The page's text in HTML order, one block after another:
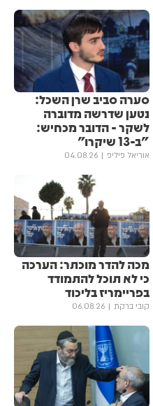
סערה סביב שרן השכל:
נטען שדרשה מדוברה
לשקר - הדובר מכחיש:
"ב-13 שיקרו"
אוריאל פיליפ 04.08.26
מכה להדר מוכתר: הערכה
כי לא תוכל להתמודד
בפריימריז בליכוד
קובי ברקת 06.08.26